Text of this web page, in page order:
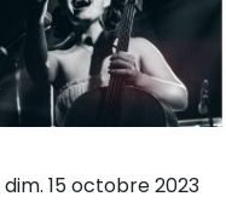
dim. 15 octobre 2023